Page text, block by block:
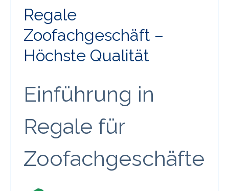
Regale
Zoofachgeschäft –
Höchste Qualität
Einführung in
Regale für
Zoofachgeschäfte